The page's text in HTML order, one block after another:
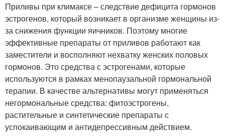
Приливы при климаксе – следствие дефицита гормонов
эстрогенов, который возникает в организме женщины из-
за снижения функции яичников. Поэтому многие
эффективные препараты от приливов работают как
заместители и восполняют нехватку женских половых
гормонов. Это средства с эстрогенами, которые
используются в рамках менопаузальной гормональной
терапии. В качестве альтернативы могут применяться
негормональные средства: фитоэстрогены,
растительные и синтетические препараты с
успокаивающим и антидепрессивным действием.